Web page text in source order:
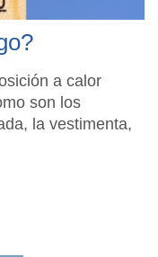
a calor
son los
la vestimenta,